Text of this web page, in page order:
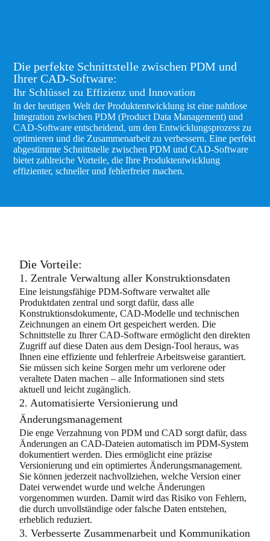
Die perfekte Schnittstelle zwischen PDM und
Ihrer CAD-Software:
Ihr Schlüssel zu Effizienz und Innovation
In der heutigen Welt der Produktentwicklung ist eine nahtlose
Integration zwischen PDM (Product Data Management) und
CAD-Software entscheidend, um den Entwicklungsprozess zu
optimieren und die Zusammenarbeit zu verbessern. Eine perfekt
abgestimmte Schnittstelle zwischen PDM und CAD-Software
bietet zahlreiche Vorteile, die Ihre Produktentwicklung
effizienter, schneller und fehlerfreier machen.
Die Vorteile:
1. Zentrale Verwaltung aller Konstruktionsdaten
Eine leistungsfähige PDM-Software verwaltet alle
Produktdaten zentral und sorgt dafür, dass alle
Konstruktionsdokumente, CAD-Modelle und technischen
Zeichnungen an einem Ort gespeichert werden. Die
Schnittstelle zu Ihrer CAD-Software ermöglicht den direkten
Zugriff auf diese Daten aus dem Design-Tool heraus, was
Ihnen eine effiziente und fehlerfreie Arbeitsweise garantiert.
Sie müssen sich keine Sorgen mehr um verlorene oder
veraltete Daten machen – alle Informationen sind stets
aktuell und leicht zugänglich.
2. Automatisierte Versionierung und
Änderungsmanagement
Die enge Verzahnung von PDM und CAD sorgt dafür, dass
Änderungen an CAD-Dateien automatisch im PDM-System
dokumentiert werden. Dies ermöglicht eine präzise
Versionierung und ein optimiertes Änderungsmanagement.
Sie können jederzeit nachvollziehen, welche Version einer
Datei verwendet wurde und welche Änderungen
vorgenommen wurden. Damit wird das Risiko von Fehlern,
die durch unvollständige oder falsche Daten entstehen,
erheblich reduziert.
3. Verbesserte Zusammenarbeit und Kommunikation